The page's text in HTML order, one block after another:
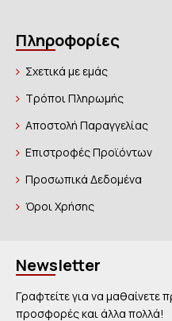
Πληροφορίες
Σχετικά με εμάς
Τρόποι Πληρωμής
Αποστολή Παραγγελίας
Επιστροφές Προϊόντων
Προσωπικά Δεδομένα
Όροι Χρήσης
Newsletter
Γραφτείτε για να μαθαίνετε
προσφορές και άλλα πολλά!